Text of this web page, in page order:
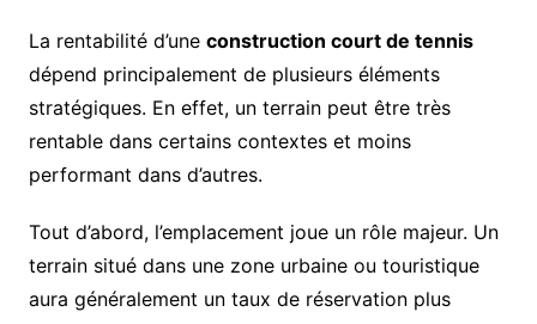
La rentabilité d’une construction court de tennis
dépend principalement de plusieurs éléments
stratégiques. En effet, un terrain peut être très
rentable dans certains contextes et moins
performant dans d’autres.
Tout d’abord, l’emplacement joue un rôle majeur. Un
terrain situé dans une zone urbaine ou touristique
aura généralement un taux de réservation plus